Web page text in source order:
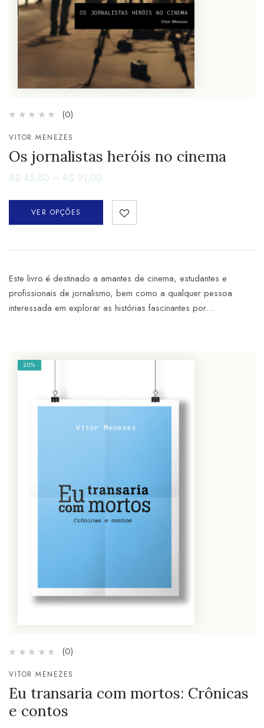
(0)
VITOR MENEZES
Os jornalistas heróis no cinema
R$ 45,50 – R$ 91,00
VER OPÇÕES
Este livro é destinado a amantes de cinema, estudantes e
profissionais de jornalismo, bem como a qualquer pessoa
interessada em explorar as histórias fascinantes por…
20%
(0)
VITOR MENEZES
Eu transaria com mortos: Crônicas
e contos